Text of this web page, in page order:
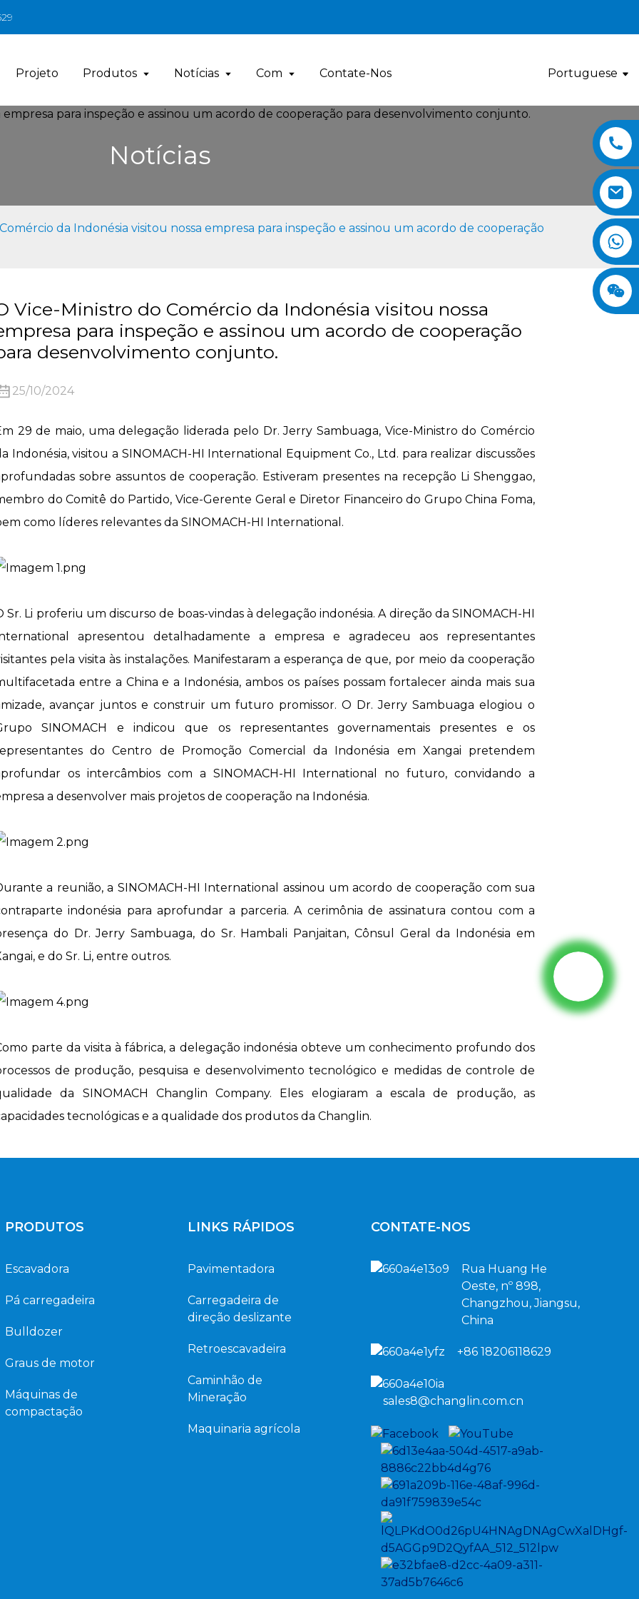
Projeto Produtos Notícias Com Contate-Nos Portuguese
Notícias
da Indonésia visitou nossa empresa para inspeção e assinou um acordo de cooperação
Vice-Ministro do Comércio da Indonésia visitou nossa
para inspeção e assinou um acordo de cooperação
desenvolvimento conjunto.
25/10/2024
29 de maio, uma delegação liderada pelo Dr. Jerry Sambuaga, Vice-Ministro do Comércio
Indonésia, visitou a SINOMACH-HI International Equipment Co., Ltd. para realizar discussões
sobre assuntos de cooperação. Estiveram presentes na recepção Li Shenggao,
do Comitê do Partido, Vice-Gerente Geral e Diretor Financeiro do Grupo China Foma,
como líderes relevantes da SINOMACH-HI International.
Sr. Li proferiu um discurso de boas-vindas à delegação indonésia. A direção da SINOMACH-HI
apresentou detalhadamente a empresa e agradeceu aos representantes
pela visita às instalações. Manifestaram a esperança de que, por meio da cooperação
entre a China e a Indonésia, ambos os países possam fortalecer ainda mais sua
avançar juntos e construir um futuro promissor. O Dr. Jerry Sambuaga elogiou o
SINOMACH e indicou que os representantes governamentais presentes e os
do Centro de Promoção Comercial da Indonésia em Xangai pretendem
os intercâmbios com a SINOMACH-HI International no futuro, convidando a
a desenvolver mais projetos de cooperação na Indonésia.
a reunião, a SINOMACH-HI International assinou um acordo de cooperação com sua
indonésia para aprofundar a parceria. A cerimônia de assinatura contou com a
do Dr. Jerry Sambuaga, do Sr. Hambali Panjaitan, Cônsul Geral da Indonésia em
e do Sr. Li, entre outros.
parte da visita à fábrica, a delegação indonésia obteve um conhecimento profundo dos
de produção, pesquisa e desenvolvimento tecnológico e medidas de controle de
da SINOMACH Changlin Company. Eles elogiaram a escala de produção, as
tecnológicas e a qualidade dos produtos da Changlin.
PRODUTOS
Escavadora
Pá carregadeira
Bulldozer
Graus de motor
Máquinas de
compactação
LINKS RÁPIDOS
Pavimentadora
Carregadeira de
direção deslizante
Retroescavadeira
Caminhão de
Mineração
Maquinaria agrícola
CONTATE-NOS
Rua Huang He
Oeste, nº 898,
Changzhou, Jiangsu,
China
+86 18206118629
sales8@changlin.com.cn